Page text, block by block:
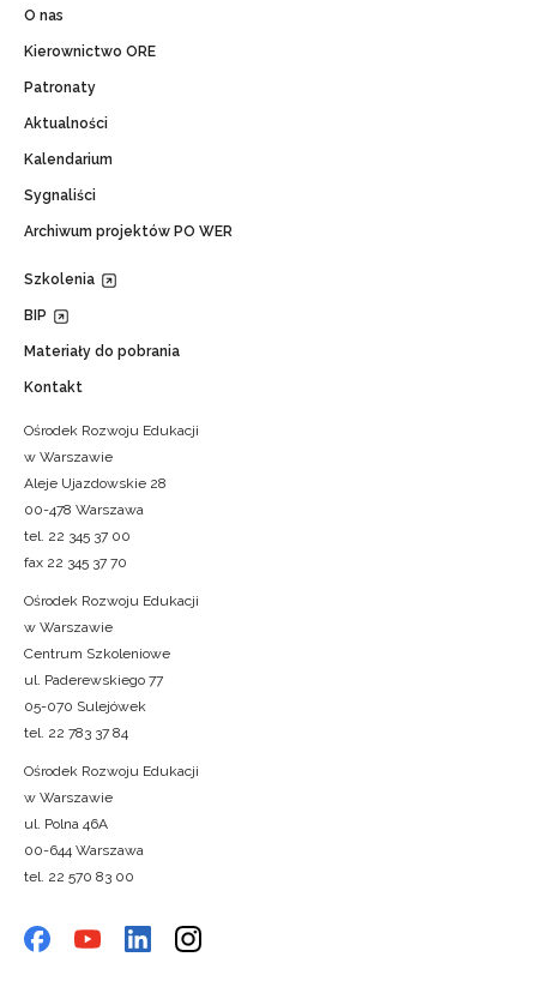
O nas
Kierownictwo ORE
Patronaty
Aktualności
Kalendarium
Sygnaliści
Archiwum projektów PO WER
Szkolenia
BIP
Materiały do pobrania
Kontakt
Ośrodek Rozwoju Edukacji
w Warszawie
Aleje Ujazdowskie 28
00-478 Warszawa
tel. 22 345 37 00
fax 22 345 37 70
Ośrodek Rozwoju Edukacji
w Warszawie
Centrum Szkoleniowe
ul. Paderewskiego 77
05-070 Sulejówek
tel. 22 783 37 84
Ośrodek Rozwoju Edukacji
w Warszawie
ul. Polna 46A
00-644 Warszawa
tel. 22 570 83 00